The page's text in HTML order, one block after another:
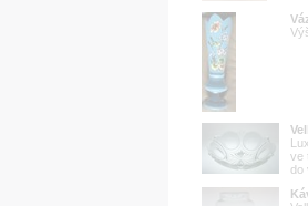
ve
do